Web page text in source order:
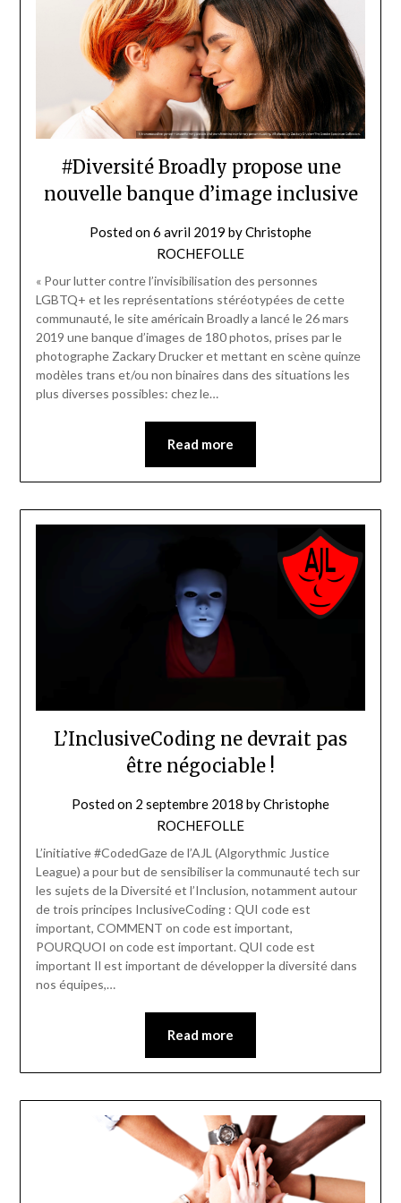
#Diversité Broadly propose une
nouvelle banque d’image inclusive
Posted on6 avril 2019 byChristophe
ROCHEFOLLE
« Pour lutter contre l’invisibilisation des personnes
LGBTQ+ et les représentations stéréotypées de cette
communauté, le site américain Broadly a lancé le 26 mars
2019 une banque d’images de 180 photos, prises par le
photographe Zackary Drucker et mettant en scène quinze
modèles trans et/ou non binaires dans des situations les
plus diverses possibles: chez le…
Read more
L’InclusiveCoding ne devrait pas
être négociable !
Posted on 2 septembre 2018 byChristophe
ROCHEFOLLE
L’initiative #CodedGaze de l’AJL (Algorythmic Justice
League) a pour but de sensibiliser la communauté tech sur
les sujets de la Diversité et l’Inclusion, notamment autour
de trois principes InclusiveCoding : QUI code est
important, COMMENT on code est important,
POURQUOI on code est important. QUI code est
important Il est important de développer la diversité dans
nos équipes,…
Read more